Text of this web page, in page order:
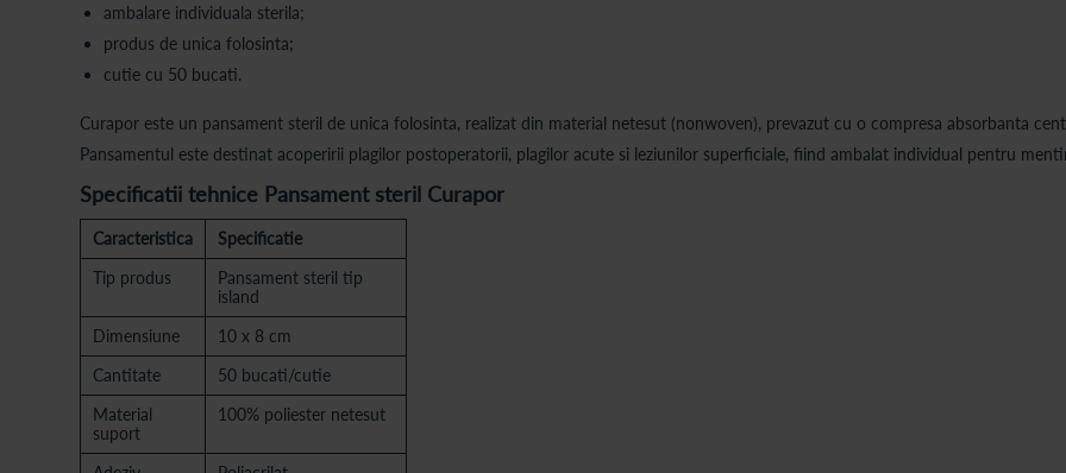
ambalare individuala sterila;
produs de unica folosinta;
cutie cu 50 bucati.
Curapor este un pansament steril de unica folosinta, realizat din material netesut (nonwoven), prevazut cu o compresa absorbanta
Pansamentul este destinat acoperirii plagilor postoperatorii, plagilor acute si leziunilor superficiale, fiind ambalat individual pentru
Specificatii tehnice Pansament steril Curapor
Caracteristica
Specificatie
Tip produs
Pansament steril tip
island
Dimensiune
10 x 8 cm
Cantitate
50 bucati/cutie
Material
suport
100% poliester netesut